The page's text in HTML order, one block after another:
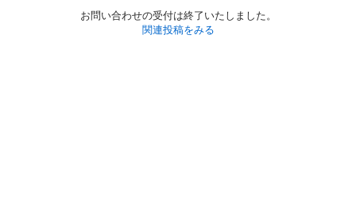
お問い合わせの受付は終了いたしました。
関連投稿をみる